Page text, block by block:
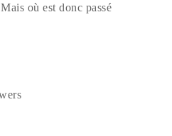
où est donc passé